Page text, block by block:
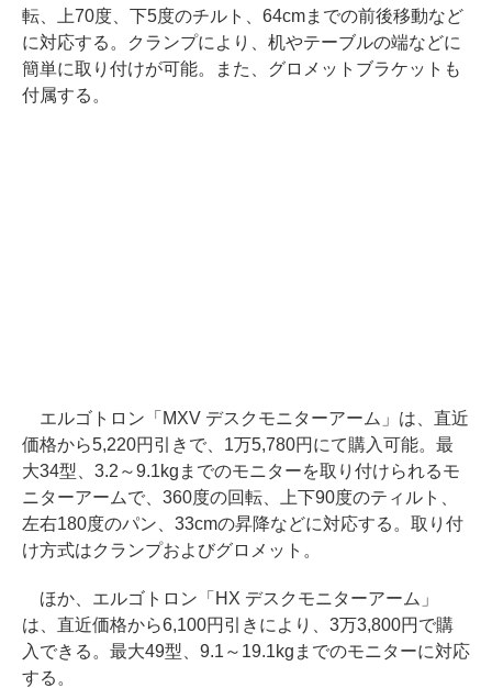
転、上70度、下5度のチルト、64cmまでの前後移動など
に対応する。クランプにより、机やテーブルの端などに
簡単に取り付けが可能。また、グロメットブラケットも
付属する。
エルゴトロン「MXV デスクモニターアーム」は、直近
価格から5,220円引きで、1万5,780円にて購入可能。最
大34型、3.2～9.1kgまでのモニターを取り付けられるモ
ニターアームで、360度の回転、上下90度のティルト、
左右180度のパン、33cmの昇降などに対応する。取り付
け方式はクランプおよびグロメット。
ほか、エルゴトロン「HX デスクモニターアーム」
は、直近価格から6,100円引きにより、3万3,800円で購
入できる。最大49型、9.1～19.1kgまでのモニターに対応
する。